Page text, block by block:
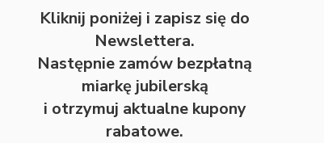
Kliknij poniżej i zapisz się do
Newslettera.
Następnie zamów bezpłatną
miarkę jubilerską
i otrzymuj aktualne kupony
rabatowe.